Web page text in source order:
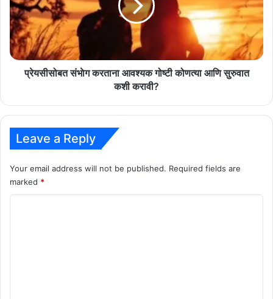
गोष्टी
कोणत्या
आणि
सुरुवात
कशी
करावी?प्रेयसीसोबत संभाेग करताना आवश्यक गोष्टी कोणत्या आणि सुरुवात
कशी करावी?
Leave a Reply
Your email address will not be published. Required fields are
marked *